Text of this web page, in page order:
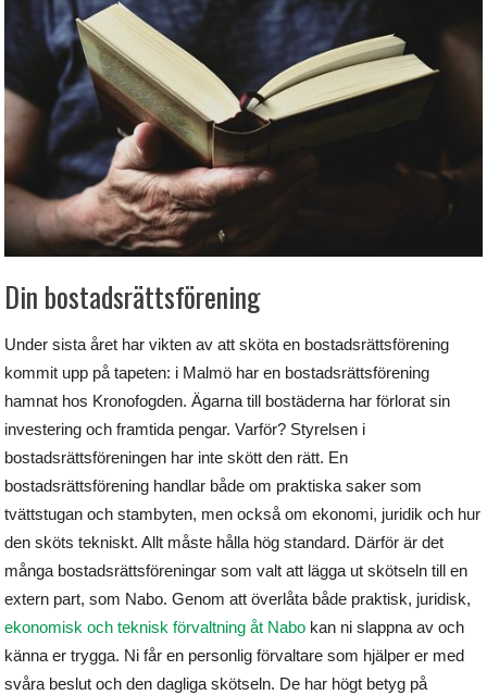
Din bostadsrättsförening
Under sista året har vikten av att sköta en bostadsrättsförening
kommit upp på tapeten: i Malmö har en bostadsrättsförening
hamnat hos Kronofogden. Ägarna till bostäderna har förlorat sin
investering och framtida pengar. Varför? Styrelsen i
bostadsrättsföreningen har inte skött den rätt. En
bostadsrättsförening handlar både om praktiska saker som
tvättstugan och stambyten, men också om ekonomi, juridik och hur
den sköts tekniskt. Allt måste hålla hög standard. Därför är det
många bostadsrättsföreningar som valt att lägga ut skötseln till en
extern part, som Nabo. Genom att överlåta både praktisk, juridisk,
ekonomisk och teknisk förvaltning åt Nabo kan ni slappna av och
känna er trygga. Ni får en personlig förvaltare som hjälper er med
svåra beslut och den dagliga skötseln. De har högt betyg på